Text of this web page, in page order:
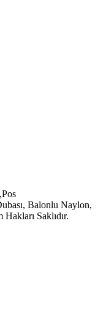
Balonlu Naylon,
Saklıdır.